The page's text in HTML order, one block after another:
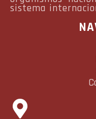
sistema